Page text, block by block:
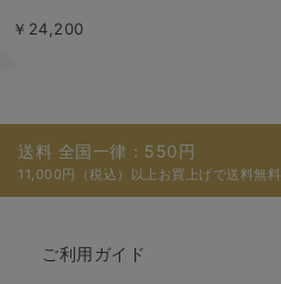
￥24,200
送料 全国一律：550円
11,000円（税込）以上お買上げで送料無料
ご利用ガイド